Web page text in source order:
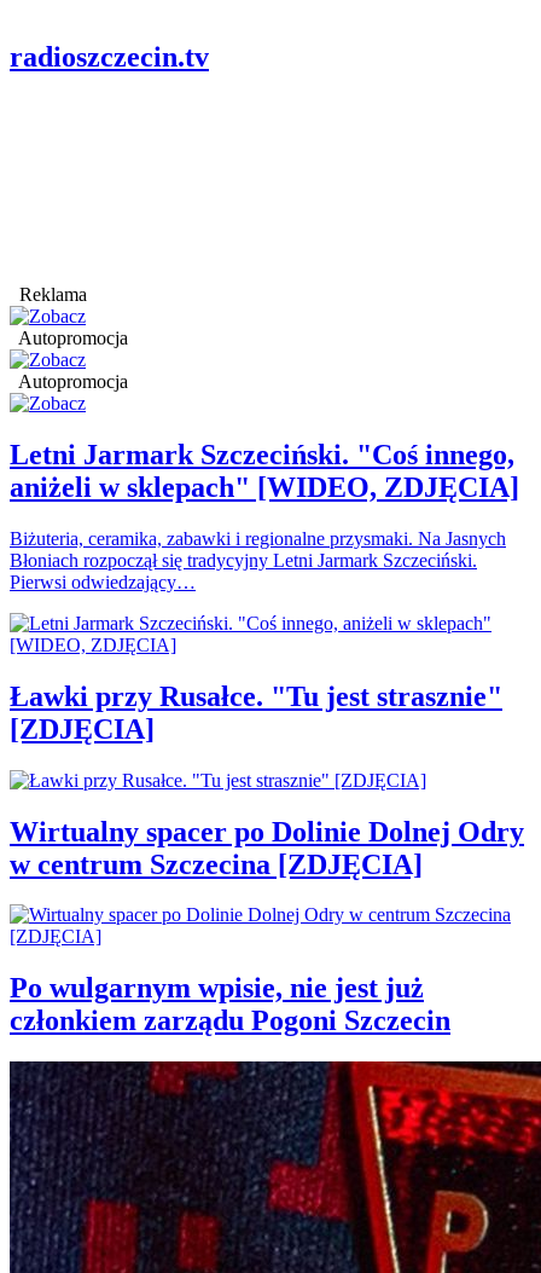
radioszczecin.tv
Reklama
Autopromocja
Autopromocja
Letni Jarmark Szczeciński. "Coś innego,
aniżeli w sklepach" [WIDEO, ZDJĘCIA]
Biżuteria, ceramika, zabawki i regionalne przysmaki. Na Jasnych
Błoniach rozpoczął się tradycyjny Letni Jarmark Szczeciński.
Pierwsi odwiedzający…
Ławki przy Rusałce. "Tu jest strasznie"
[ZDJĘCIA]
Wirtualny spacer po Dolinie Dolnej Odry
w centrum Szczecina [ZDJĘCIA]
Po wulgarnym wpisie, nie jest już
członkiem zarządu Pogoni Szczecin